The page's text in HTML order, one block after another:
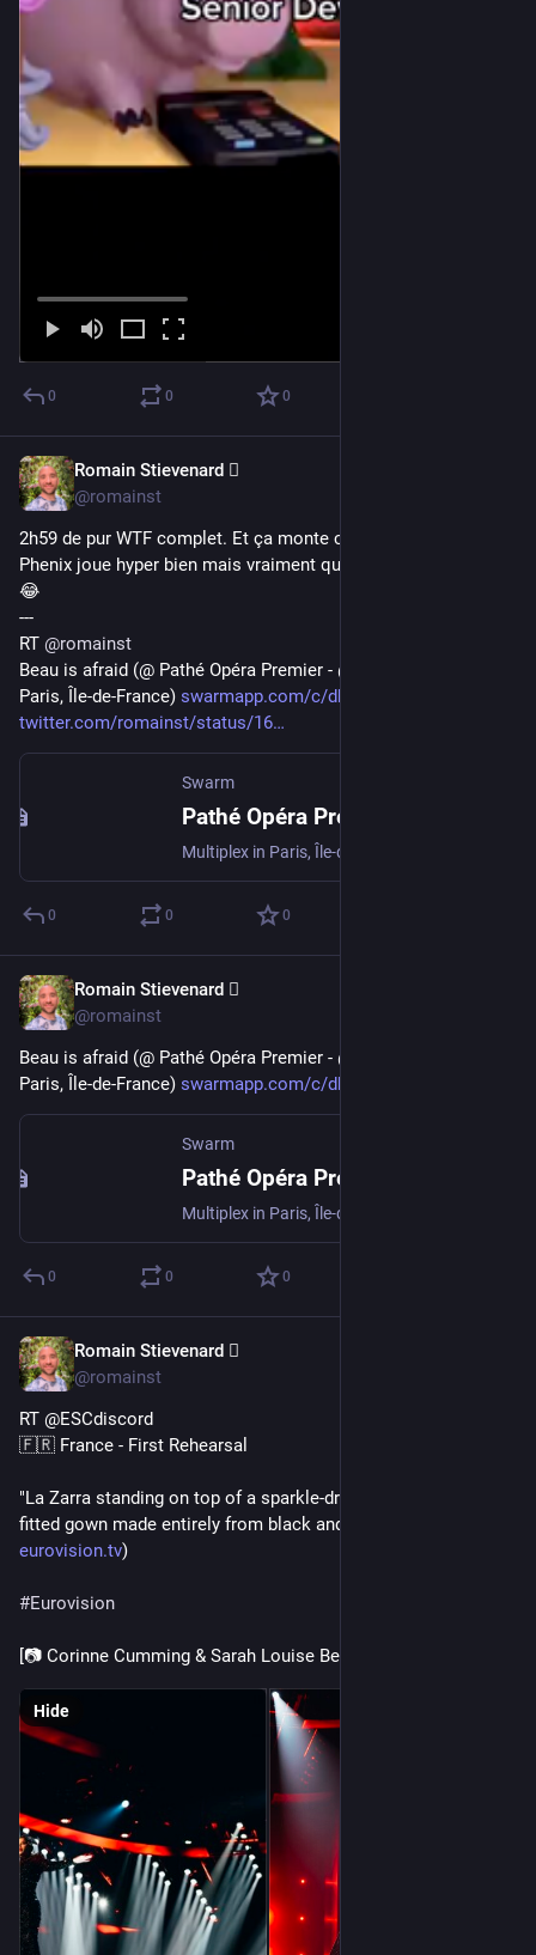
0 0 0
Romain Stievenard 🫆
@romainst
2h59 de pur WTF complet. Et ça monte crescendo. Joachin
Phenix joue hyper bien mais vraiment quoi le fuck ce scénario
😂
---
RT @romainst
Beau is afraid (@ Pathé Opéra Premier - @PatheGaumont in
Paris, Île-de-France) swarmapp.com/c/db03Kh812Un
twitter.com/romainst/status/16
Swarm
Pathé Opéra Premier
Multiplex in Paris, Île-de-France
0 0 0
Romain Stievenard 🫆
@romainst
Beau is afraid (@ Pathé Opéra Premier - @PatheGaumont in
Paris, Île-de-France) swarmapp.com/c/db03Kh812Un
Swarm
Pathé Opéra Premier
Multiplex in Paris, Île-de-France
0 0 0
Romain Stievenard 🫆
@romainst
RT @ESCdiscord
🇫🇷 France - First Rehearsal
"La Zarra standing on top of a sparkle-draped plinth wearing a
fitted gown made entirely from black and red sequins." (
eurovision.tv)
#Eurovision
[📷 Corinne Cumming & Sarah Louise Bennett / EBU]
Hide